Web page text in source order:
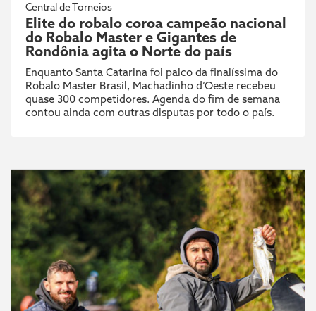
Central de Torneios
Elite do robalo coroa campeão nacional
do Robalo Master e Gigantes de
Rondônia agita o Norte do país
Enquanto Santa Catarina foi palco da finalíssima do
Robalo Master Brasil, Machadinho d’Oeste recebeu
quase 300 competidores. Agenda do fim de semana
contou ainda com outras disputas por todo o país.